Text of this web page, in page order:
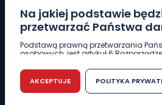
Na jakiej podstawie
przetwarzać Państwa
Podstawą prawną przetwarzania
osobowych, jest artykuł 6
r. w sprawie ochrony osób fizycznych
przetwarzaniem danych osobowych
swobodnego przepływu takich
dyrektywy 95/46/WE (RODO).
AKCEPTUJE POLITYKA
DZIAŁ REKLAMY
62 735 01 85
WIADOMOŚCI
CIEKAWOSTKI